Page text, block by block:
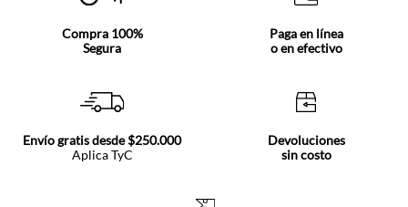
Compra 100%
Segura
Paga en línea
o en efectivo
Envío gratis desde $250.000
Aplica TyC
Devoluciones
sin costo